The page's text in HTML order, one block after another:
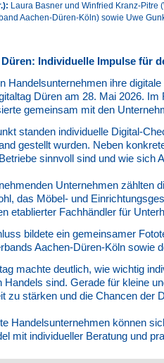
Laura Basner und Winfried Kranz-Pitre
Aachen-Düren-Köln) sowie Uwe
Individuelle Impulse für
Handelsunternehmen ihre
Düren am 28. Mai 2026.
gemeinsam mit den
standen individuelle Digital-
gestellt wurden. Neben
sinnvoll sind und wie sich
Unternehmen zählten
das Möbel- und
etablierter Fachhändler für
bildete ein gemeinsamer
Aachen-Düren-Köln sowie
machte deutlich, wie wichtig
Handels sind. Gerade für kleine
zu stärken und die Chancen der
Handelsunternehmen können
mit individueller Beratung und